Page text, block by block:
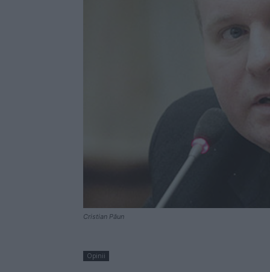
Cristian Păun
Opinii